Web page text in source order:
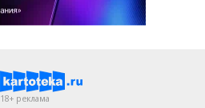
18+ реклама